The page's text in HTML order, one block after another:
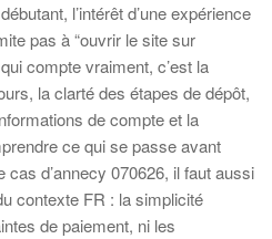
l’intérêt d’une expérience
pas à “ouvrir le site sur
compte vraiment, c’est la
la clarté des étapes de dépôt,
de compte et la
ce qui se passe avant
cas d’annecy 070626, il faut aussi
contexte FR : la simplicité
de paiement, ni les